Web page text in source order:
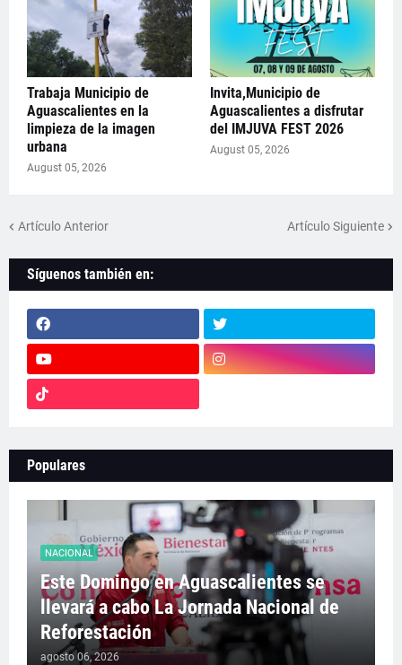
Trabaja Municipio de
Aguascalientes en la
limpieza de la imagen
urbana
August 05, 2026
Invita,Municipio de
Aguascalientes a disfrutar
del IMJUVA FEST 2026
August 05, 2026
Artículo Anterior Artículo Siguiente
Síguenos también en:
Populares
NACIONAL
Este Domingo en Aguascalientes se
llevará a cabo La Jornada Nacional de
Reforestación
agosto 06, 2026